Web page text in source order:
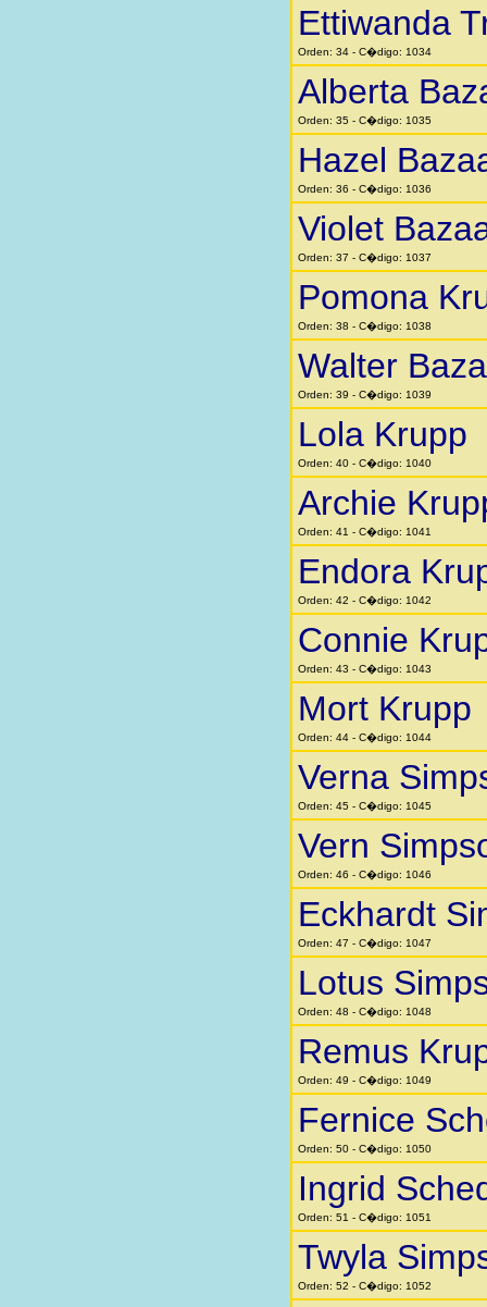
Ettiwanda
Orden: 34 - C�digo: 1034
Alberta
Orden: 35 - C�digo: 1035
Hazel
Orden: 36 - C�digo: 1036
Violet
Orden: 37 - C�digo: 1037
Pomona
Orden: 38 - C�digo: 1038
Walter
Orden: 39 - C�digo: 1039
Lola Krupp
Orden: 40 - C�digo: 1040
Archie
Orden: 41 - C�digo: 1041
Endora
Orden: 42 - C�digo: 1042
Connie
Orden: 43 - C�digo: 1043
Mort Krupp
Orden: 44 - C�digo: 1044
Verna
Orden: 45 - C�digo: 1045
Vern
Orden: 46 - C�digo: 1046
Eckhardt
Orden: 47 - C�digo: 1047
Lotus
Orden: 48 - C�digo: 1048
Remus
Orden: 49 - C�digo: 1049
Fernice
Orden: 50 - C�digo: 1050
Ingrid
Orden: 51 - C�digo: 1051
Twyla
Orden: 52 - C�digo: 1052